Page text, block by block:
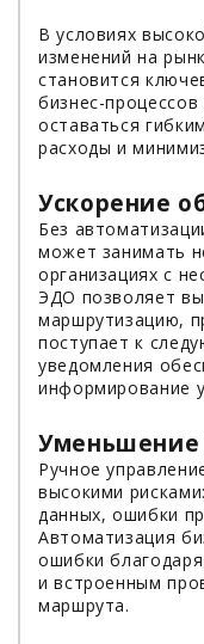
В условиях
изменений на
становится
бизнес-
оставаться
расходы и
Ускорение
Без
может занимать
организациях с
ЭДО позволяет
маршрутизацию,
поступает к
уведомления
информирование
Уменьшение
Ручное
высокими
данных, ошибки
Автоматизация
ошибки
и встроенным
маршрута.